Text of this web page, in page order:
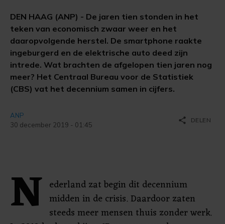
DEN HAAG (ANP) - De jaren tien stonden in het
teken van economisch zwaar weer en het
daaropvolgende herstel. De smartphone raakte
ingeburgerd en de elektrische auto deed zijn
intrede. Wat brachten de afgelopen tien jaren nog
meer? Het Centraal Bureau voor de Statistiek
(CBS) vat het decennium samen in cijfers.
ANP
30 december 2019 - 01:45
share DELEN
N ederland zat begin dit decennium
midden in de crisis. Daardoor zaten
steeds meer mensen thuis zonder werk.